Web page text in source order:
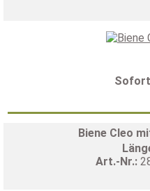
Biene Cleo
Art.-Nr.: